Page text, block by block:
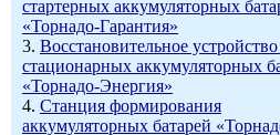
стартерных аккумуляторных
«Торнадо-Гарантия»
3. Восстановительное
стационарных аккумуляторных
«Торнадо-Энергия»
4. Станция формирования
аккумуляторных батарей